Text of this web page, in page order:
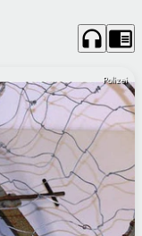
headphones chrome_reader_mode
Polizei